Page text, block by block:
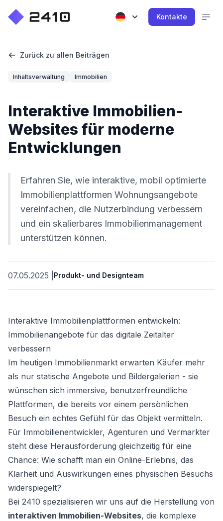
Kontakte
Zurück zu allen Beiträgen
Inhaltsverwaltung Immobilien
Interaktive Immobilien-
Websites für moderne
Entwicklungen
Erfahren Sie, wie interaktive, mobil optimierte
Immobilienplattformen Wohnungsangebote
vereinfachen, die Nutzerbindung verbessern
und ein skalierbares Immobilienmanagement
unterstützen können.
07.05.2025 Produkt- und Designteam
Interaktive Immobilienplattformen entwickeln:
Immobilienangebote für das digitale Zeitalter
verbessern
Im heutigen Immobilienmarkt erwarten Käufer mehr
als nur statische Angebote und Bildergalerien - sie
wünschen sich immersive, benutzerfreundliche
Plattformen, die bereits vor einem persönlichen
Besuch ein echtes Gefühl für das Objekt vermitteln.
Für Immobilienentwickler, Agenturen und Vermarkter
steht diese Herausforderung gleichzeitig für eine
Chance: Wie schafft man ein Online-Erlebnis, das
Klarheit und Auswirkungen eines physischen Besuchs
widerspiegelt?
Bei 2410 spezialisieren wir uns auf die Herstellung von
interaktiven Immobilien-Websites, die komplexe